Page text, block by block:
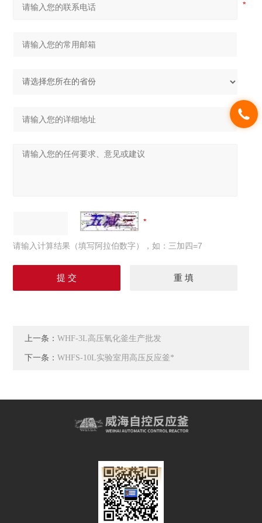
请输入计算结果（填写阿拉伯数字），如：三加四=7
上一条：WHF-3L高压氧化釜生产批发
下一条：WHFS-10L实验室用高压反应釜*